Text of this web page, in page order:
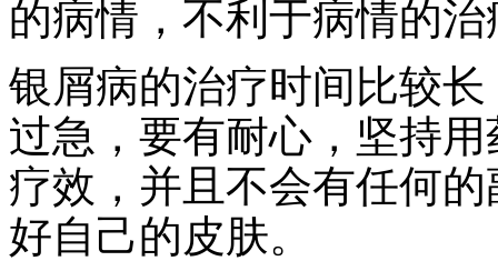
的病情，不利于病情的治
银屑病的治疗时间比较
过急，要有耐心，坚持
疗效，并且不会有任何
好自己的皮肤。